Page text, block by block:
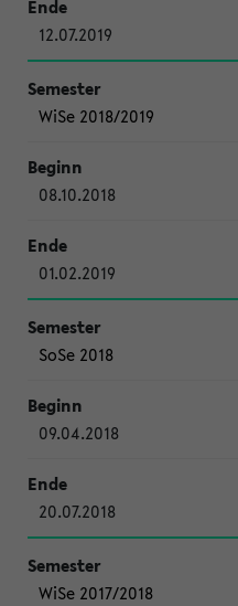
12.07.2019
WiSe 2018/2019
08.10.2018
01.02.2019
SoSe 2018
09.04.2018
20.07.2018
WiSe 2017/2018